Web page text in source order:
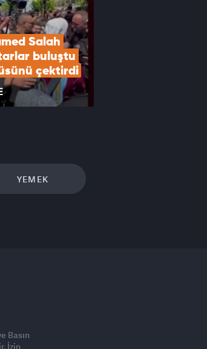
Salah
buluştu
çektirdi
YEMEK
Basın
İzin